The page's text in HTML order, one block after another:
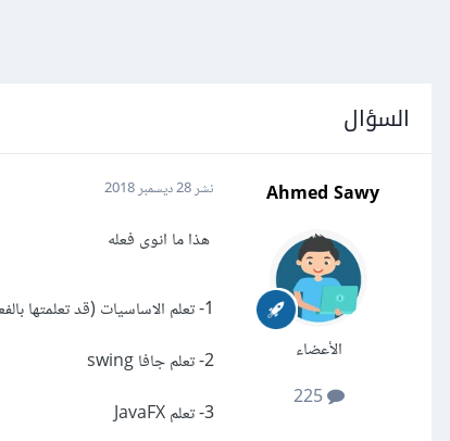
السؤال
Ahmed Sawy
الأعضاء
225
نشر28 ديسمبر 2018
هذا ما انوى فعله
1- تعلم الاساسيات (قد تعلمتها بالفعل)
2- تعلم جافا swing
3- تعلم JavaFX